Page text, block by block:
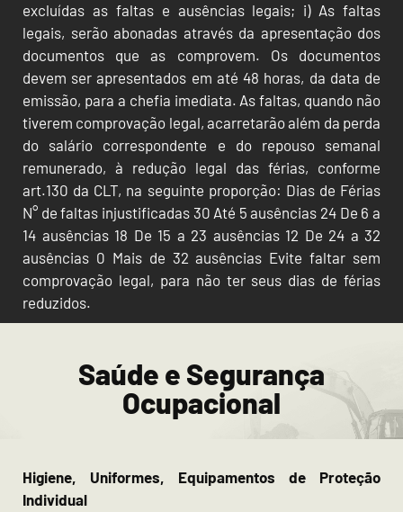
excluídas as faltas e ausências legais; i) As faltas
legais, serão abonadas através da apresentação dos
documentos que as comprovem. Os documentos
devem ser apresentados em até 48 horas, da data de
emissão, para a chefia imediata. As faltas, quando não
tiverem comprovação legal, acarretarão além da perda
do salário correspondente e do repouso semanal
remunerado, à redução legal das férias, conforme
art.130 da CLT, na seguinte proporção: Dias de Férias
N° de faltas injustificadas 30 Até 5 ausências 24 De 6 a
14 ausências 18 De 15 a 23 ausências 12 De 24 a 32
ausências 0 Mais de 32 ausências Evite faltar sem
comprovação legal, para não ter seus dias de férias
reduzidos.
Saúde e Segurança
Ocupacional
Higiene, Uniformes, Equipamentos de Proteção
Individual